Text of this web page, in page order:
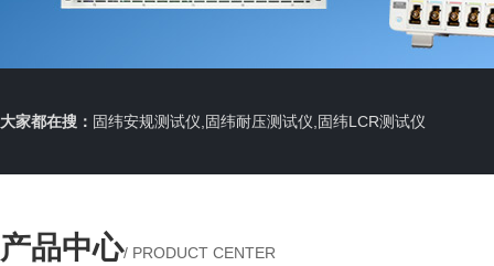
大家都在搜： 固纬安规测试仪,固纬耐压测试仪,固纬LCR测试仪
产品中心/ PRODUCT CENTER